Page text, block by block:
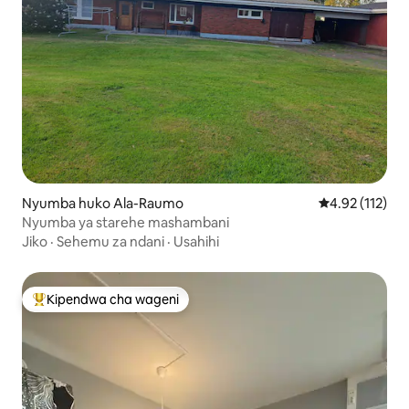
Nyumba huko Ala-Raumo Ukadiriaji wa
4.92 (112)
Nyumba ya starehe mashambani
Jiko · Sehemu za ndani · Usahihi
Kipendwa maarufu cha wageni
Kipendwa cha wageni